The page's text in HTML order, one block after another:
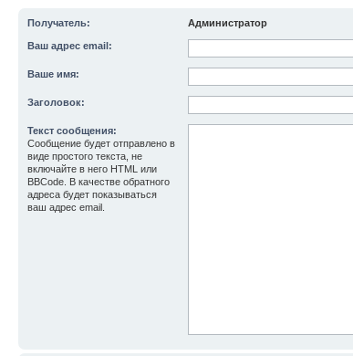
Получатель: Администратор
Ваш адрес email:
Ваше имя:
Заголовок:
Текст сообщения:
Сообщение будет отправлено в
виде простого текста, не
включайте в него HTML или
BBCode. В качестве обратного
адреса будет показываться
ваш адрес email.